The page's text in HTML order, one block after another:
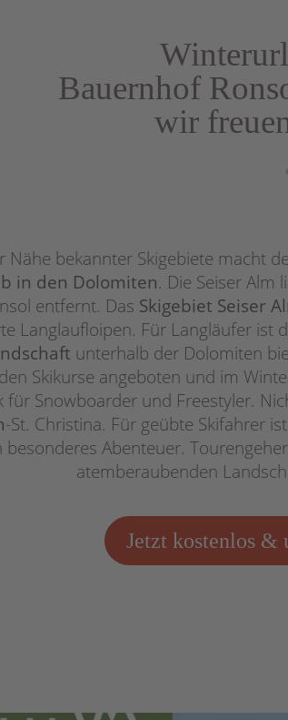
Bauernhof
wir
Nähe bekannter Skigebiete macht
in den Dolomiten. Die Seiser Alm
entfernt. Das Skigebiet Seiser
Langlaufloipen. Für Langläufer ist
unterhalb der Dolomiten
Skikurse angeboten und im
für Snowboarder und Freestyler.
-St. Christina. Für geübte Skifahrer
besonderes Abenteuer.
atemberaubenden
Jetzt kostenlos &